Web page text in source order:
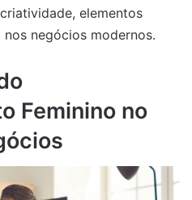
elementos
negócios modernos.
Feminino no